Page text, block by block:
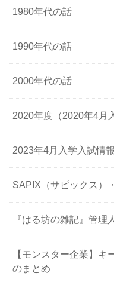
1980年代の話
1990年代の話
2000年代の話
2020年度（2020年4月
2023年4月入学入試情報
SAPIX（サピックス）
『はる坊の雑記』管理
【モンスター企業】
のまとめ